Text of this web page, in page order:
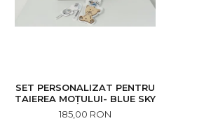
SET PERSONALIZAT PENTRU
TAIEREA MOȚULUI- BLUE SKY
185,00 RON